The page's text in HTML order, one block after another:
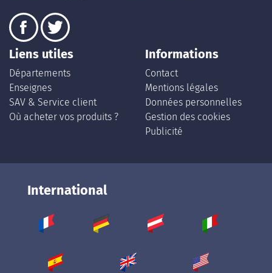
Liens utiles
Départements
Enseignes
SAV & Service client
Où acheter vos produits ?
Informations
Contact
Mentions légales
Données personnelles
Gestion des cookies
Publicité
International